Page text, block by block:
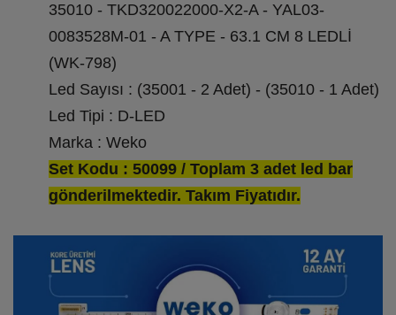
35010 - TKD320022000-X2-A - YAL03-
0083528M-01 - A TYPE - 63.1 CM 8 LEDLİ
(WK-798)
Led Sayısı : (35001 - 2 Adet) - (35010 - 1 Adet)
Led Tipi : D-LED
Marka : Weko
Set Kodu : 50099 / Toplam 3 adet led bar
gönderilmektedir. Takım Fiyatıdır.